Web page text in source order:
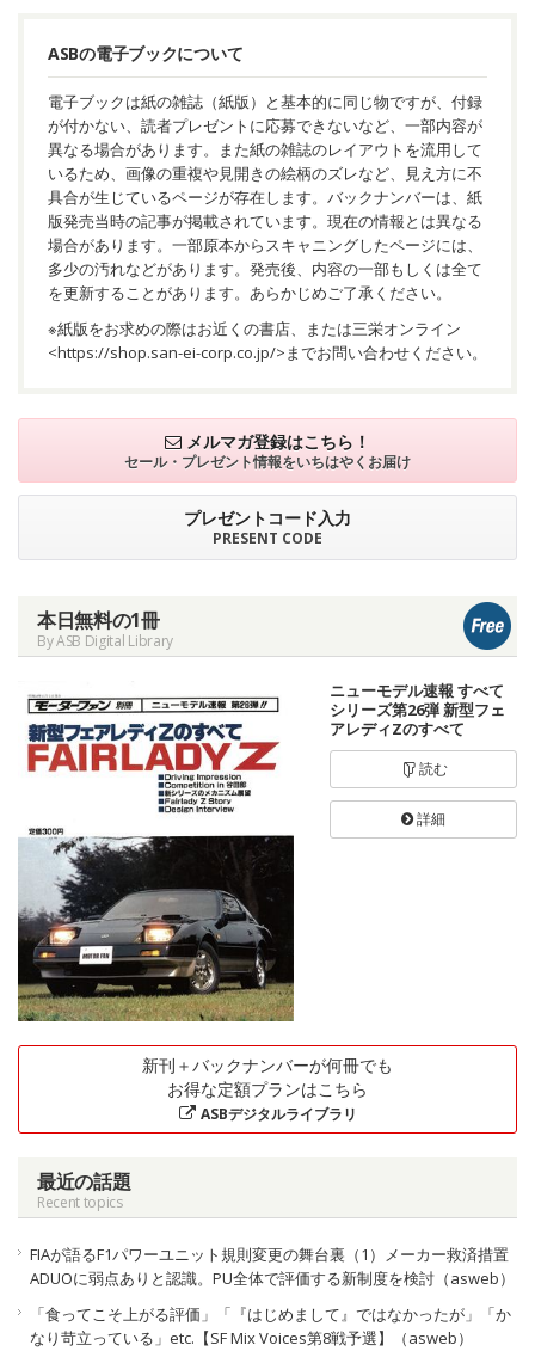
ASBの電子ブックについて
電子ブックは紙の雑誌（紙版）と基本的に同じ物ですが、付録
が付かない、読者プレゼントに応募できないなど、一部内容が
異なる場合があります。また紙の雑誌のレイアウトを流用して
いるため、画像の重複や見開きの絵柄のズレなど、見え方に不
具合が生じているページが存在します。バックナンバーは、紙
版発売当時の記事が掲載されています。現在の情報とは異なる
場合があります。一部原本からスキャニングしたページには、
多少の汚れなどがあります。発売後、内容の一部もしくは全て
を更新することがあります。あらかじめご了承ください。
※紙版をお求めの際はお近くの書店、または三栄オンライン
<https://shop.san-ei-corp.co.jp/>までお問い合わせください。
メルマガ登録はこちら！
セール・プレゼント情報をいちはやくお届け
プレゼントコード入力
PRESENT CODE
本日無料の1冊
By ASB Digital Library
ニューモデル速報 すべて
シリーズ第26弾 新型フェ
アレディZのすべて
読む
詳細
新刊＋バックナンバーが何冊でも
お得な定額プランはこちら
ASBデジタルライブラリ
最近の話題
Recent topics
FIAが語るF1パワーユニット規則変更の舞台裏（1）メーカー救済措置
ADUOに弱点ありと認識。PU全体で評価する新制度を検討（asweb）
「食ってこそ上がる評価」「『はじめまして』ではなかったが」「か
なり苛立っている」etc.【SF Mix Voices第8戦予選】（asweb）